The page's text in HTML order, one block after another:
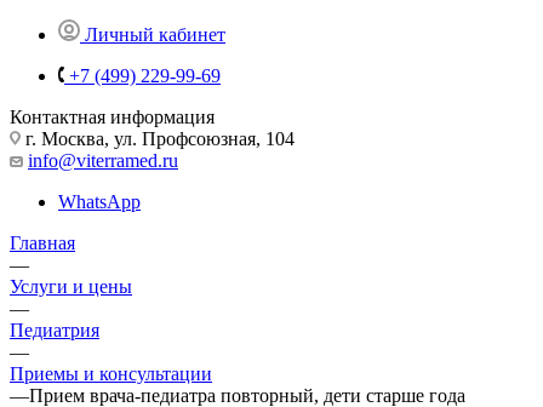
Личный кабинет
+7 (499) 229-99-69
Контактная информация
г. Москва, ул. Профсоюзная, 104
info@viterramed.ru
WhatsApp
Главная
—
Услуги и цены
—
Педиатрия
—
Приемы и консультации
—Прием врача-педиатра повторный, дети старше года